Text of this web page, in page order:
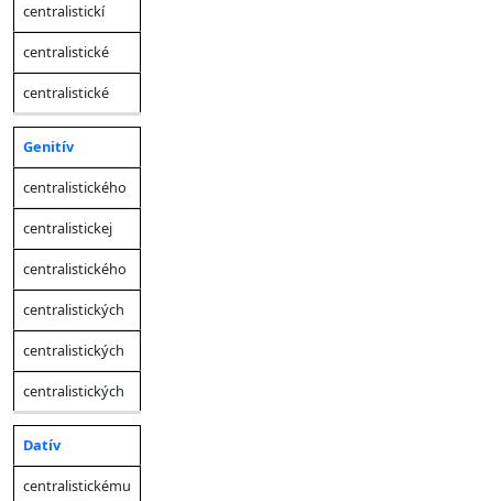
centralistickí
centralistické
centralistické
Genitív
centralistického
centralistickej
centralistického
centralistických
centralistických
centralistických
Datív
centralistickému